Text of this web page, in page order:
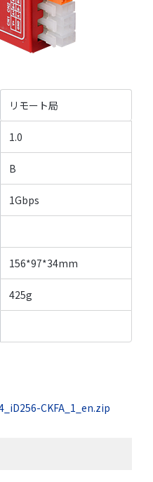
リモート局
1.0
B
1Gbps
156*97*34mm
425g
CKFA_1_en.zip